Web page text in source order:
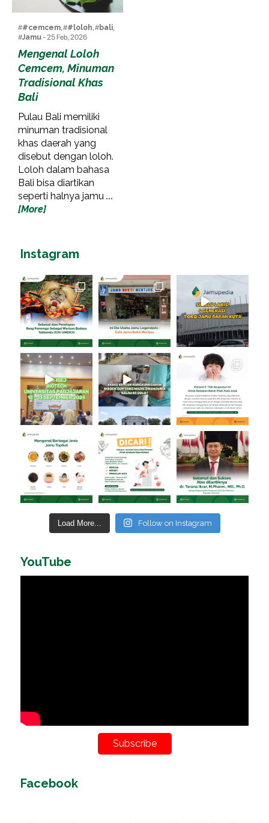
##cemcem, ##loloh, #bali,
#Jamu- 25 Feb, 2026
Mengenal Loloh
Cemcem, Minuman
Tradisional Khas
Bali
Pulau Bali memiliki
minuman tradisional
khas daerah yang
disebut dengan loloh.
Loloh dalam bahasa
Bali bisa diartikan
seperti halnya jamu ...
[More]
Instagram
Load More... Follow on Instagram
YouTube
Subscribe
Facebook